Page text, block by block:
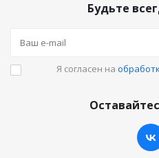
Будьте
Я согласен на